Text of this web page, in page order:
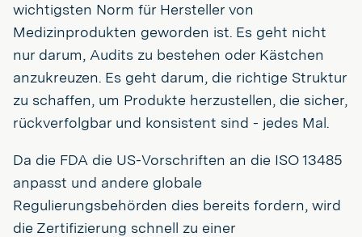
wichtigsten Norm für Hersteller von
Medizinprodukten geworden ist. Es geht nicht
nur darum, Audits zu bestehen oder Kästchen
anzukreuzen. Es geht darum, die richtige Struktur
zu schaffen, um Produkte herzustellen, die sicher,
rückverfolgbar und konsistent sind - jedes Mal.
Da die FDA die US-Vorschriften an die ISO 13485
anpasst und andere globale
Regulierungsbehörden dies bereits fordern, wird
die Zertifizierung schnell zu einer